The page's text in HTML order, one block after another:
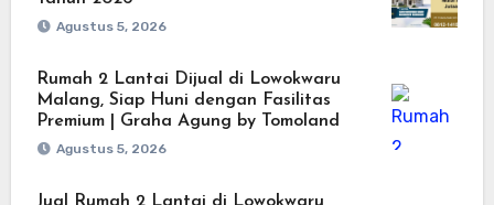
Agustus 5, 2026
Rumah 2 Lantai Dijual di Lowokwaru
Malang, Siap Huni dengan Fasilitas
Premium | Graha Agung by Tomoland
Agustus 5, 2026